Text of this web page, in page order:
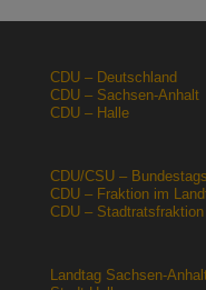
CDU – Deutschland
CDU – Sachsen-Anhalt
CDU – Halle
CDU/CSU –
CDU – Fraktion im
CDU –
Landtag Sachsen-